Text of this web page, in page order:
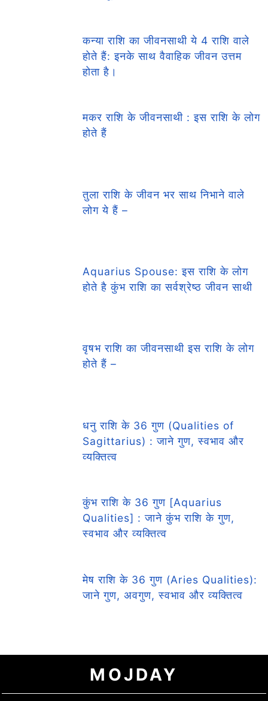
कन्या राशि का जीवनसाथी ये 4 राशि वाले
होते हैं: इनके साथ वैवाहिक जीवन उत्तम
होता है।
मकर राशि के जीवनसाथी : इस राशि के लोग
होते हैं
तुला राशि के जीवन भर साथ निभाने वाले
लोग ये हैं –
Aquarius Spouse: इस राशि के लोग
होते है कुंभ राशि का सर्वश्रेष्ठ जीवन साथी
वृषभ राशि का जीवनसाथी इस राशि के लोग
होते हैं –
धनु राशि के 36 गुण (Qualities of
Sagittarius) : जाने गुण, स्वभाव और
व्यक्तित्व
कुंभ राशि के 36 गुण [Aquarius
Qualities] : जाने कुंभ राशि के गुण,
स्वभाव और व्यक्तित्व
मेष राशि के 36 गुण (Aries Qualities):
जाने गुण, अवगुण, स्वभाव और व्यक्तित्व
MOJDAY